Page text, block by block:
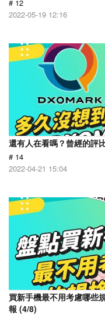
# 12
2022-05-19 12:16
還有人在看嗎？曾經的評
# 14
2022-04-21 15:04
買新手機最不用考慮哪些
報 (4/8)